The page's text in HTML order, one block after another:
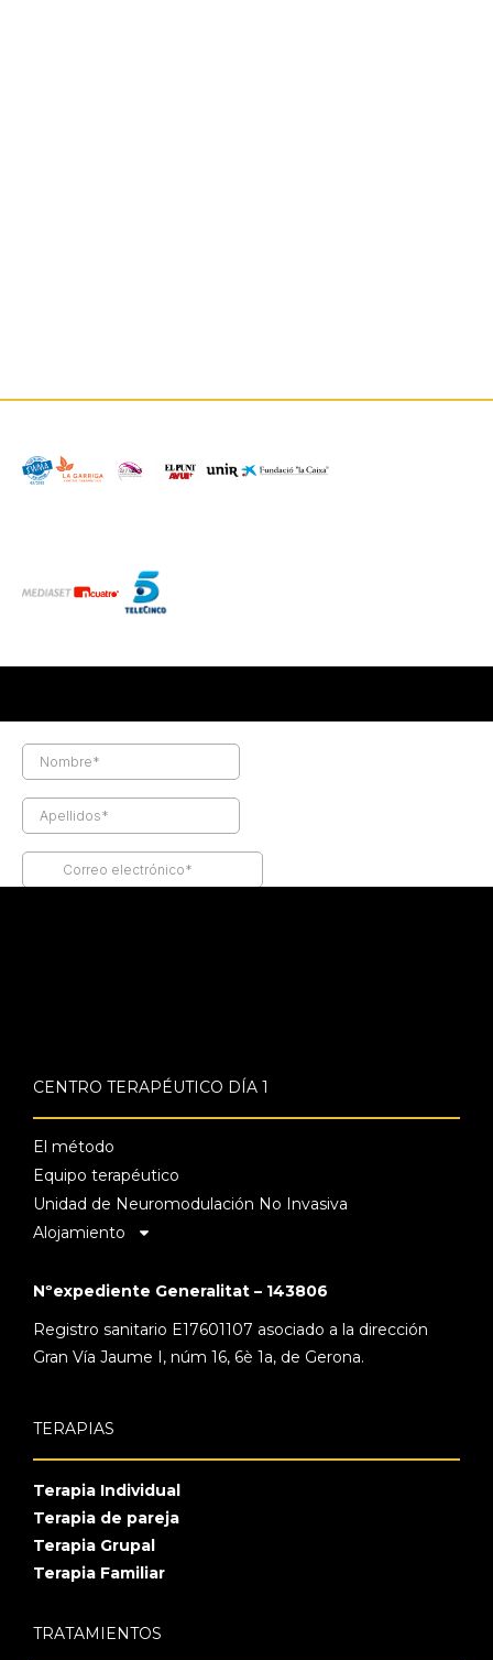
CENTRO TERAPÉUTICO DÍA 1
El método
Equipo terapéutico
Unidad de Neuromodulación No Invasiva
Alojamiento
Nºexpediente Generalitat – 143806
Registro sanitario E17601107 asociado a la dirección
Gran Vía Jaume I, núm 16, 6è 1a, de Gerona.
TERAPIAS
Terapia Individual
Terapia de pareja
Terapia Grupal
Terapia Familiar
TRATAMIENTOS